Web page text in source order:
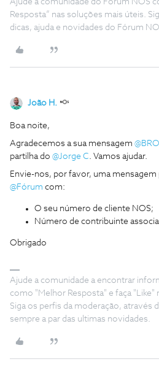
Ajude a comunidade do Fórum NOS
Resposta” nas soluções mais úteis.
dicas, ajuda e novidades do Fórum
João H.
Boa noite,
Agradecemos a sua mensagem
partilha do @Jorge C. Vamos ajudar.
Envie-nos, por favor, uma mensagem
@Fórum com:
O seu número de cliente NOS;
Número de contribuinte
Obrigado
Ajude a comunidade a encontrar
como "Melhor Resposta" e faça
Siga os perfis da moderação, através
sempre a par das ultimas novidades.